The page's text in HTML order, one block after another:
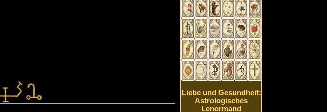
Liebe und Gesundheit:
Astrologisches
Lenormand